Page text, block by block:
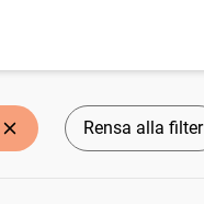
Rensa alla filter